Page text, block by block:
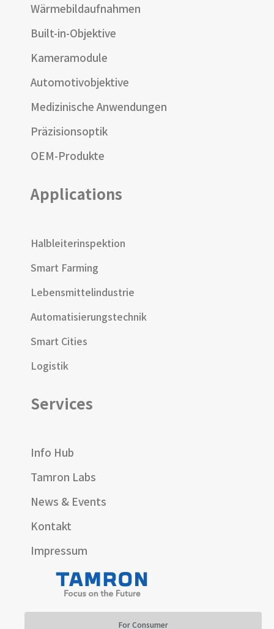
Wärmebildaufnahmen
Built-in-Objektive
Kameramodule
Automotivobjektive
Medizinische Anwendungen
Präzisionsoptik
OEM-Produkte
Applications
Halbleiterinspektion
Smart Farming
Lebensmittelindustrie
Automatisierungstechnik
Smart Cities
Logistik
Services
Info Hub
Tamron Labs
News & Events
Kontakt
Impressum
For Consumer